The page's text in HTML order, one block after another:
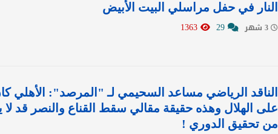
النار في حفل مراسلي البيت الأبيض
الناقد الرياضي مساعد السحيمي لـ "المرصد": الأهلي
على الهلال وهذه حقيقة مقالي سقط القناع والنصر قد لا
من تحقيق الدوري !